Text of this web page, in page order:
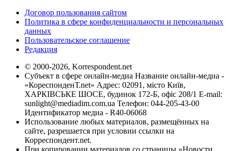
Договор пользования сайтом
Политика в сфере конфиденциальности и персональных
данных
Пользовательское соглашение
Редакция
© 2000-2026, Korrespondent.net
Субъект в сфере онлайн-медиа Название онлайн-медиа -
«КореспонденТ.net» Адрес: 02091, місто Київ,
ХАРКІВСЬКЕ ШОСЕ, будинок 172-Б, офіс 208/1 E-mail:
sunlight@mediadim.com.ua Телефон: 044-205-43-00
Идентификатор медиа - R40-06068
Использование любых материалов, размещённых на
сайте, разрешается при условии ссылки на
Корреспондент.net.
При копировании материалов со страницы «Новости